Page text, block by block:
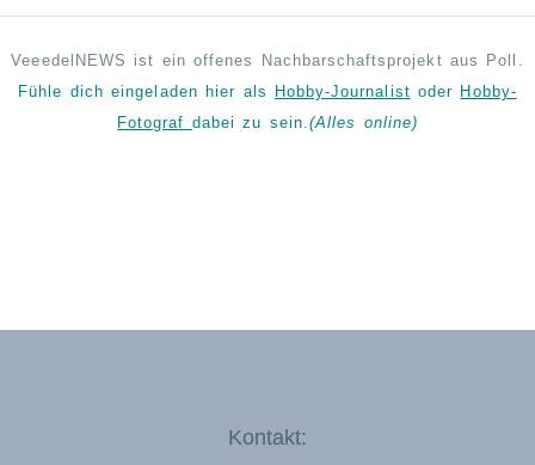
VeeedelNEWS ist ein offenes Nachbarschaftsprojekt aus Poll.
Fühle dich eingeladen hier als Hobby-Journalist oder Hobby-
Fotograf dabei zu sein. (Alles online)
Kontakt: